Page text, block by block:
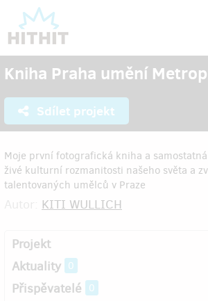
Kniha Praha umění
Sdílet projekt
Moje první fotografická kniha a
živé kulturní rozmanitosti našeho světa a
talentovaných umělců v Praze
KITI WULLICH
Projekt
Aktuality 0
Přispěvatelé 0